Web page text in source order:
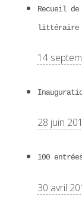
Recueil
littéraire
14
28 juin
100
30 avril